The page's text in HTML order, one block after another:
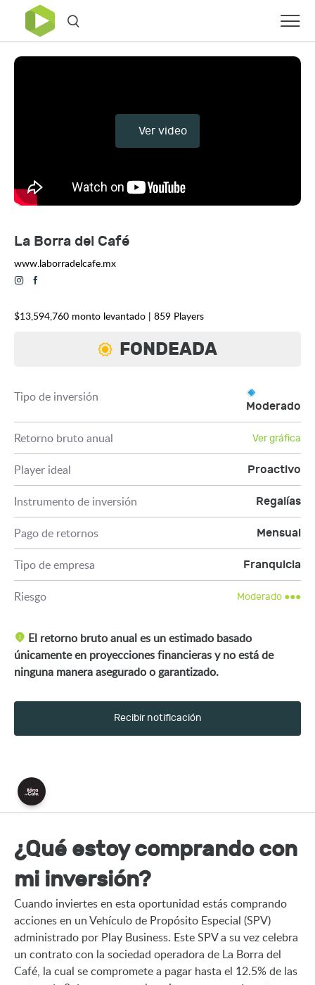
Ver video
La Borra del Café
www.laborradelcafe.mx
$13,594,760 monto levantado | 859 Players
FONDEADA
Tipo de inversión
Moderado
Pago de retornos Mensual
Retorno bruto anual Ver gráfica
Tipo de empresa Franquicia
Player ideal Proactivo
Riesgo Moderado ●●●
Instrumento de inversión Regalías
El retorno bruto anual es un estimado basado
únicamente en proyecciones financieras y no está de
ninguna manera asegurado o garantizado.
Recibir notificación
¿Qué estoy comprando con
mi inversión?
Cuando inviertes en esta oportunidad estás comprando
acciones en un Vehículo de Propósito Especial (SPV)
administrado por Play Business. Este SPV a su vez celebra
un contrato con la sociedad operadora de La Borra del
Café, la cual se compromete a pagar hasta el 12.5% de las